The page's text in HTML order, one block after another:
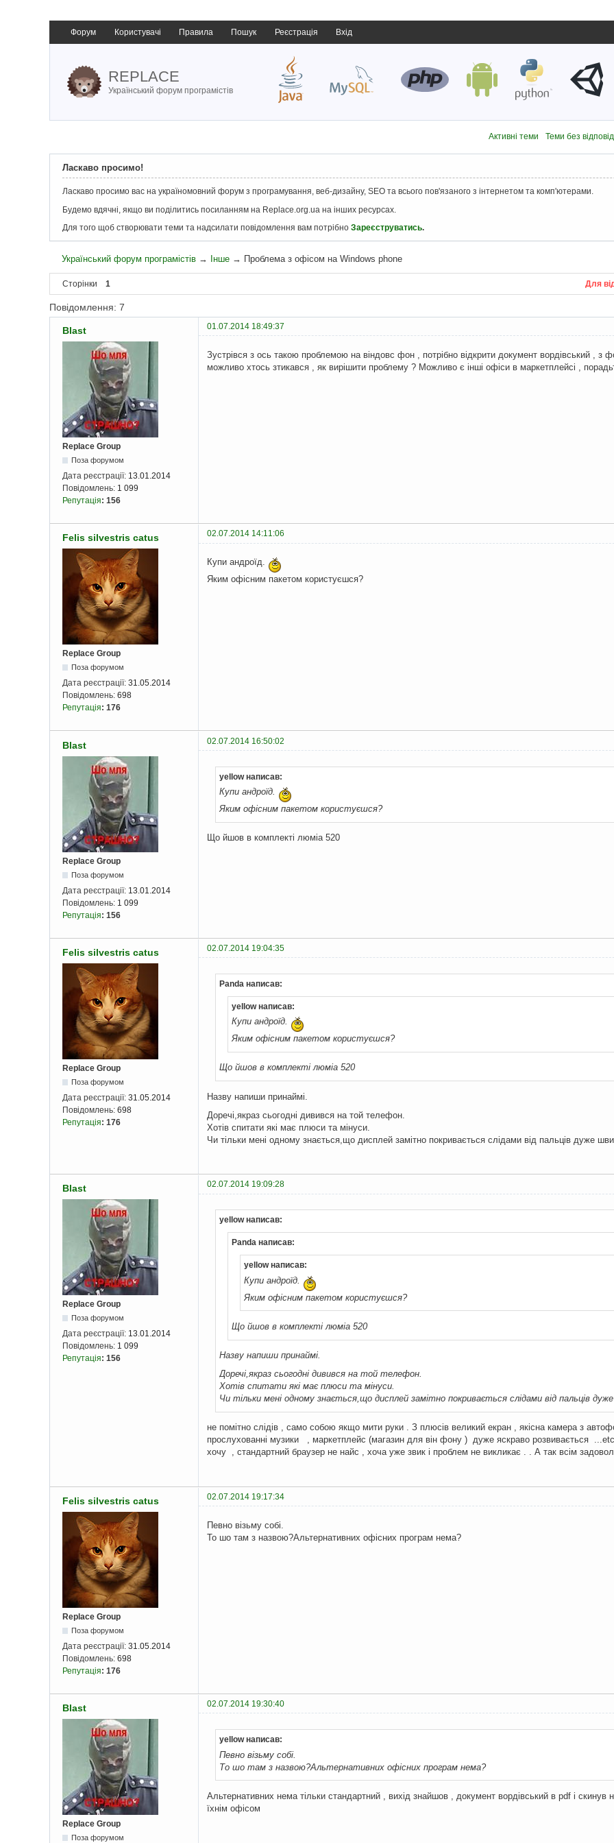
Форум Користувачі Правила Пошук Реєстрація Вхід
REPLACE
Український форум програмістів
Активні теми Теми без
Ласкаво просимо!
Ласкаво просимо вас на україномовний форум з програмування, веб-дизайну, SEO та всього пов'язаного з інтернетом та комп'ютерами.
Будемо вдячні, якщо ви поділитись посиланням на Replace.org.ua на інших ресурсах.
Для того щоб створювати теми та надсилати повідомлення вам потрібно Зареєструватись.
Український форум програмістів → Інше → Проблема з офісом на Windows phone
Сторінки 1 Для
Повідомлення: 7
Blast 01.07.2014 18:49:37
Replace Group
Поза форумом
Дата реєстрації: 13.01.2014
Повідомлень: 1 099
Репутація: 156
Зустрівся з ось такою проблемою на віндовс фон , потрібно відкрити документ вордівський , з
можливо хтось зтикався , як вирішити проблему ? Можливо є інші офіси в маркетплейсі ,
Felis silvestris catus 02.07.2014 14:11:06
Replace Group
Поза форумом
Дата реєстрації: 31.05.2014
Повідомлень: 698
Репутація: 176
Купи андроїд.
Яким офісним пакетом користуєшся?
Blast 02.07.2014 16:50:02
Replace Group
Поза форумом
Дата реєстрації: 13.01.2014
Повідомлень: 1 099
Репутація: 156
yellow написав:
Купи андроїд.
Яким офісним пакетом користуєшся?
Що йшов в комплекті люміа 520
Felis silvestris catus 02.07.2014 19:04:35
Replace Group
Поза форумом
Дата реєстрації: 31.05.2014
Повідомлень: 698
Репутація: 176
Panda написав:
yellow написав:
Купи андроїд.
Яким офісним пакетом користуєшся?
Що йшов в комплекті люміа 520
Назву напиши принаймі.
Доречі,якраз сьогодні дивився на той телефон.
Хотів спитати які має плюси та мінуси.
Чи тільки мені одному знається,що дисплей замітно покривається слідами від пальців дуже
Blast 02.07.2014 19:09:28
Replace Group
Поза форумом
Дата реєстрації: 13.01.2014
Повідомлень: 1 099
Репутація: 156
yellow написав:
Panda написав:
yellow написав:
Купи андроїд.
Яким офісним пакетом користуєшся?
Що йшов в комплекті люміа 520
Назву напиши принаймі.
Доречі,якраз сьогодні дивився на той телефон.
Хотів спитати які має плюси та мінуси.
Чи тільки мені одному знається,що дисплей замітно покривається слідами від пальців
не помітно слідів , само собою якщо мити руки . З плюсів великий екран , якісна камера з
прослухованні музики , маркетплейс (магазин для він фону ) дуже яскраво розвивається ...etc .
хочу , стандартний браузер не найс , хоча уже звик і проблем не викликає . . А так всім
Felis silvestris catus 02.07.2014 19:17:34
Replace Group
Поза форумом
Дата реєстрації: 31.05.2014
Повідомлень: 698
Репутація: 176
Певно візьму собі.
То шо там з назвою?Альтернативних офісних програм нема?
Blast 02.07.2014 19:30:40
Replace Group
Поза форумом
yellow написав:
Певно візьму собі.
То шо там з назвою?Альтернативних офісних програм нема?
Альтернативних нема тільки стандартний , вихід знайшов , документ вордівський в pdf і
їхнім офісом